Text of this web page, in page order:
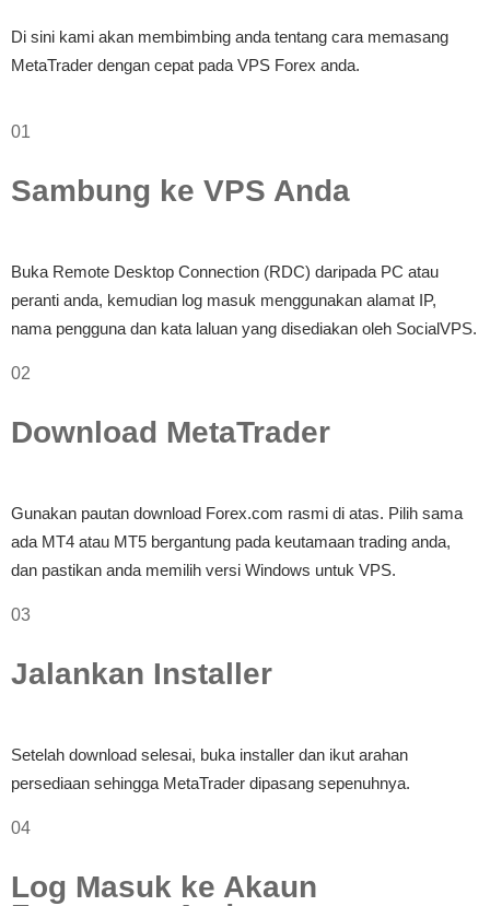
Di sini kami akan membimbing anda tentang cara memasang
MetaTrader dengan cepat pada VPS Forex anda.
01
Sambung ke VPS Anda
Buka Remote Desktop Connection (RDC) daripada PC atau
peranti anda, kemudian log masuk menggunakan alamat IP,
nama pengguna dan kata laluan yang disediakan oleh SocialVPS.
02
Download MetaTrader
Gunakan pautan download Forex.com rasmi di atas. Pilih sama
ada MT4 atau MT5 bergantung pada keutamaan trading anda,
dan pastikan anda memilih versi Windows untuk VPS.
03
Jalankan Installer
Setelah download selesai, buka installer dan ikut arahan
persediaan sehingga MetaTrader dipasang sepenuhnya.
04
Log Masuk ke Akaun